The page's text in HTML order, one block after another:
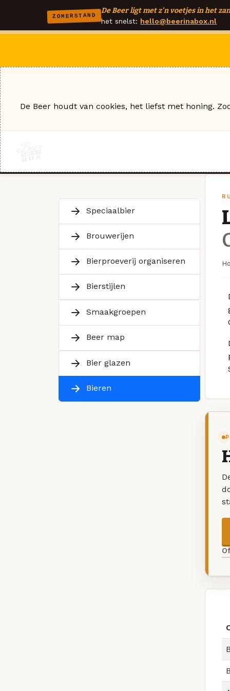
ZOMERSTAND
De Beer ligt met z'n voetjes in het
het snelst: hello@beerinabox.nl
Speciaalbier
Brouwerijen
Bierproeverij organiseren
Bierstijlen
Smaakgroepen
Beer map
Bier glazen
Bieren
De Beer houdt van cookies, het liefst met honing.